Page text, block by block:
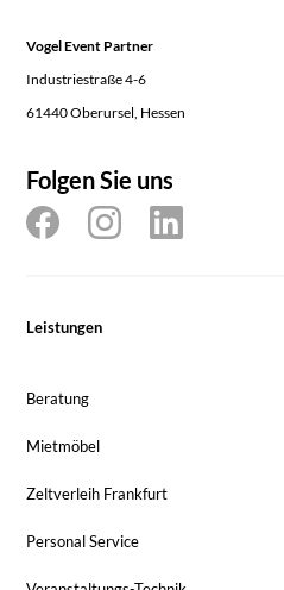
Vogel Event Partner
Industriestraße 4-6
61440 Oberursel, Hessen
Folgen Sie uns
Leistungen
Beratung
Mietmöbel
Zeltverleih Frankfurt
Personal Service